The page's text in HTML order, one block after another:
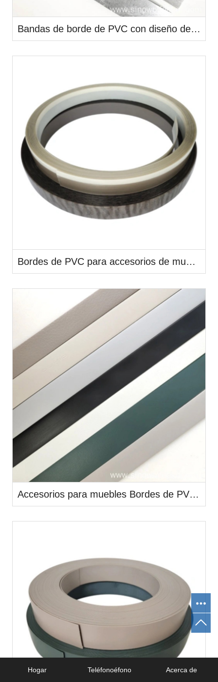
Bandas de borde de PVC con diseño de piedra popular
Bordes de PVC para accesorios de muebles
Accesorios para muebles Bordes de PVC para la venta
Hogar Teléfonoéfono Acerca de